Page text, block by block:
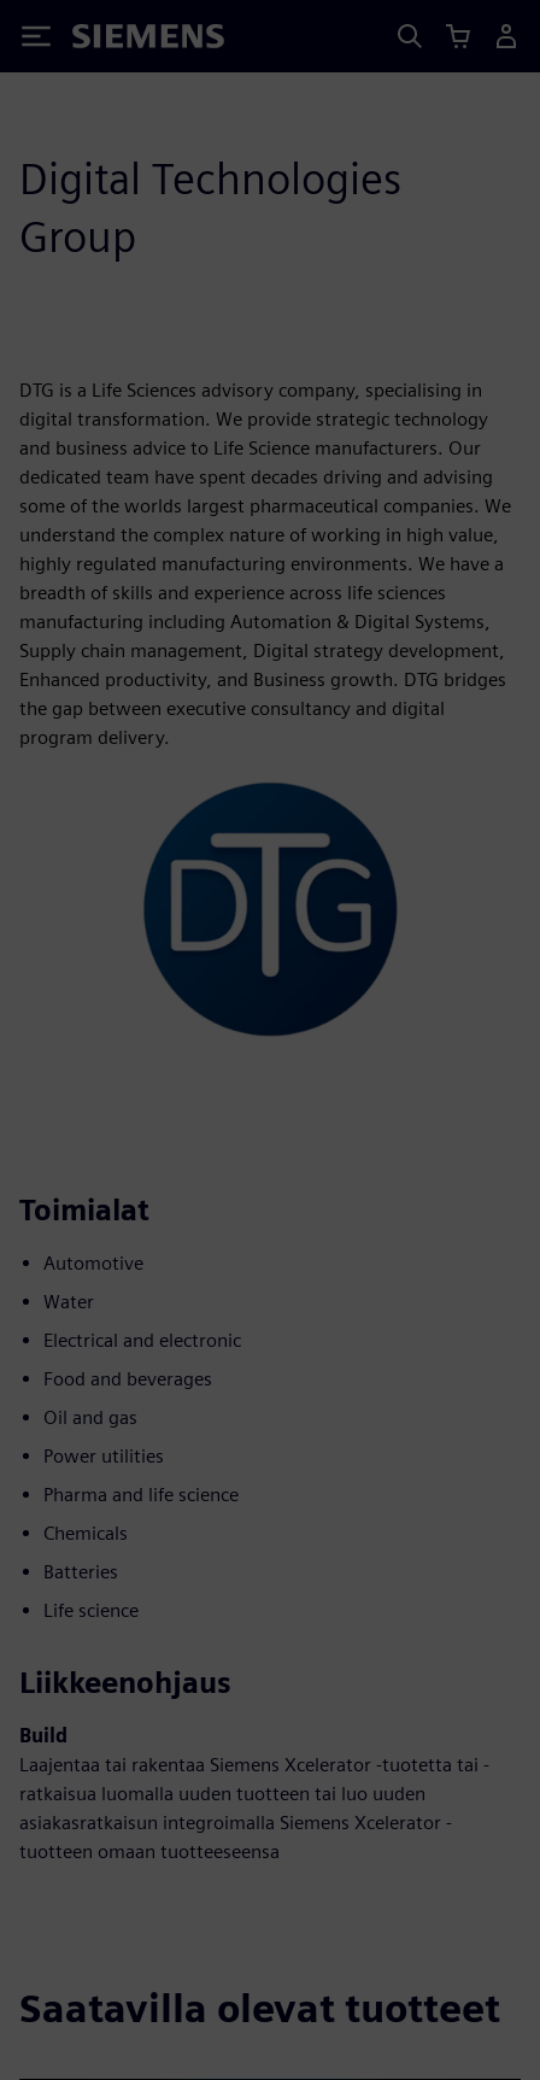
Siemens
Digital Technologies
Group
DTG is a Life Sciences advisory company, specialising in
digital transformation. We provide strategic technology
and business advice to Life Science manufacturers. Our
dedicated team have spent decades driving and advising
some of the worlds largest pharmaceutical companies. We
understand the complex nature of working in high value,
highly regulated manufacturing environments. We have a
breadth of skills and experience across life sciences
manufacturing including Automation & Digital Systems,
Supply chain management, Digital strategy development,
Enhanced productivity, and Business growth. DTG bridges
the gap between executive consultancy and digital
program delivery.
Toimialat
Automotive
Water
Electrical and electronic
Food and beverages
Oil and gas
Power utilities
Pharma and life science
Chemicals
Batteries
Life science
Liikkeenohjaus
Build
Laajentaa tai rakentaa Siemens Xcelerator -tuotetta tai -
ratkaisua luomalla uuden tuotteen tai luo uuden
asiakasratkaisun integroimalla Siemens Xcelerator -
tuotteen omaan tuotteeseensa
Saatavilla olevat tuotteet